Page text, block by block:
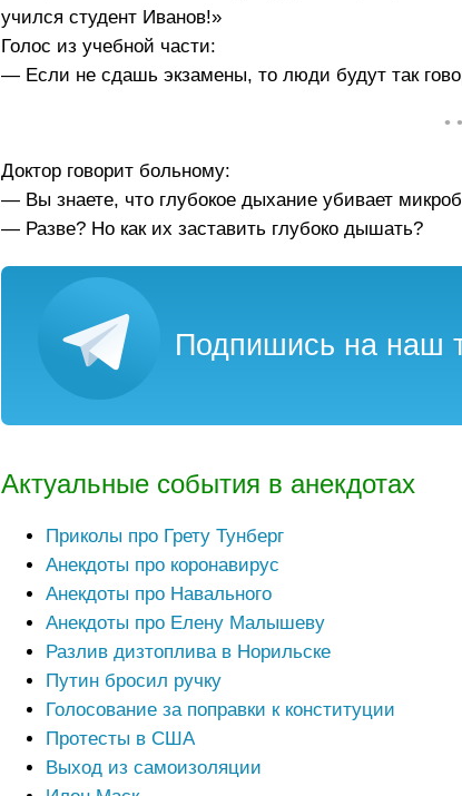
учился студент Иванов!»
Голос из учебной части:
— Если не сдашь экзамены, то люди будут так
•
Доктор говорит больному:
— Вы знаете, что глубокое дыхание убивает
— Разве? Но как их заставить глубоко дышать?
Подпишись на наш
Актуальные события в анекдотах
Приколы про Грету Тунберг
Анекдоты про коронавирус
Анекдоты про Навального
Анекдоты про Елену Малышеву
Разлив дизтоплива в Норильске
Путин бросил ручку
Голосование за поправки к конституции
Протесты в США
Выход из самоизоляции